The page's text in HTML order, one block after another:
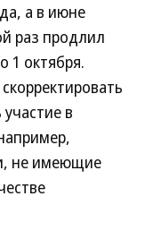
а в июне
раз продлил
1 октября.
в
не имеющие